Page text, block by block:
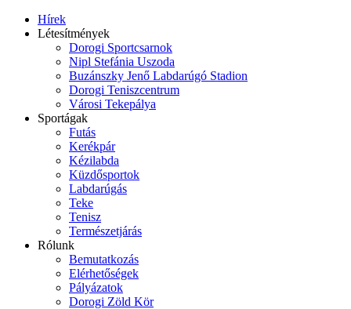
Hírek
Létesítmények
Dorogi Sportcsarnok
Nipl Stefánia Uszoda
Buzánszky Jenő Labdarúgó Stadion
Dorogi Teniszcentrum
Városi Tekepálya
Sportágak
Futás
Kerékpár
Kézilabda
Küzdősportok
Labdarúgás
Teke
Tenisz
Természetjárás
Rólunk
Bemutatkozás
Elérhetőségek
Pályázatok
Dorogi Zöld Kör